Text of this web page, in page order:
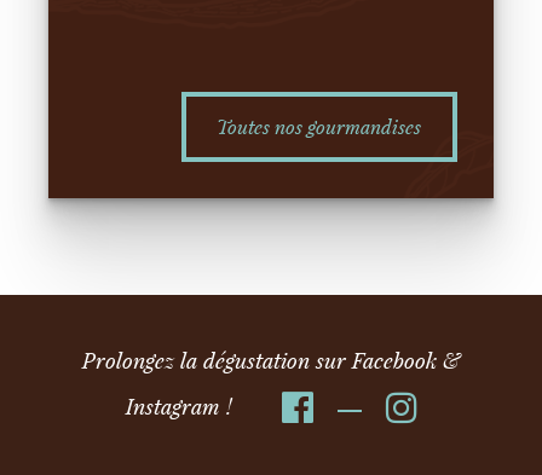
Toutes nos gourmandises
Prolongez la dégustation sur Facebook &
Instagram !